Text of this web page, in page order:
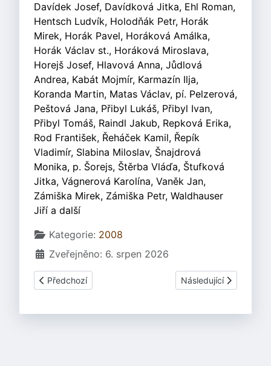
Davídek Josef, Davídková Jitka, Ehl Roman,
Hentsch Ludvík, Holodňák Petr, Horák
Mirek, Horák Pavel, Horáková Amálka,
Horák Václav st., Horáková Miroslava,
Horejš Josef, Hlavová Anna, Jůdlová
Andrea, Kabát Mojmír, Karmazín Ilja,
Koranda Martin, Matas Václav, pí. Pelzerová,
Peštová Jana, Přibyl Lukáš, Přibyl Ivan,
Přibyl Tomáš, Raindl Jakub, Repková Erika,
Rod František, Řeháček Kamil, Řepík
Vladimír, Slabina Miloslav, Šnajdrová
Monika, p. Šorejs, Štěrba Vláďa, Štufková
Jitka, Vágnerová Karolína, Vaněk Jan,
Zámiška Mirek, Zámiška Petr, Waldhauser
Jiří a další
Základní údaje
Kategorie: 2008
Zveřejněno: 6. srpen 2026
Předchozí článek: Lughnasad 26. - 27. července 2008 -
Předchozí Další článek:
Následující